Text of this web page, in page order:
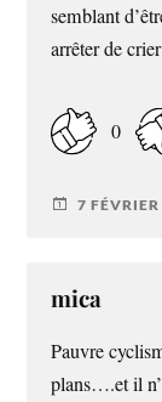
semblant
arrêter de
0
7
mica
Pauvre
plans….et il